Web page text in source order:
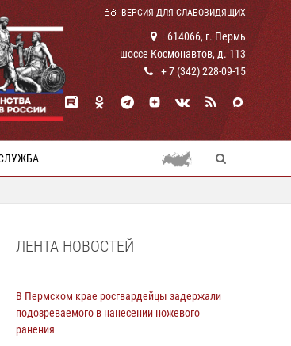
ВЕРСИЯ ДЛЯ СЛАБОВИДЯЩИХ
614066, г. Пермь
шоссе Космонавтов, д. 113
+ 7 (342) 228-09-15
ЛЕНТА НОВОСТЕЙ
В Пермском крае росгвардейцы задержали
подозреваемого в нанесении ножевого
ранения